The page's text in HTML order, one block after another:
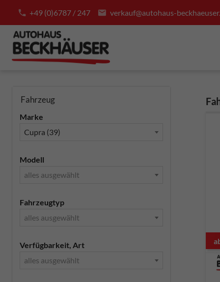
+49 (0)6787 / 247 verkauf@autohaus-
Fahrzeug
Marke
Cupra (39)
Modell
alles ausgewählt
Fahrzeugtyp
alles ausgewählt
Verfügbarkeit, Art
alles ausgewählt